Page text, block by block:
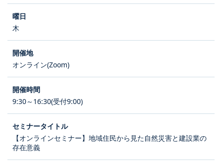
木
オンライン(Zoom)
9:30～16:30(受付9:00)
【オンラインセミナー】地域住民から見た自然災害と建設業の
存在意義